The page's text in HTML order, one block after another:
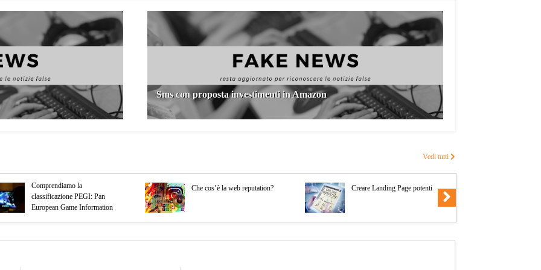
Sms con proposta investimenti in Amazon
Vedi tutti
Comprendiamo la
classificazione PEGI: Pan
European Game Information
Che cos’è la web reputation? Creare Landing Page potenti